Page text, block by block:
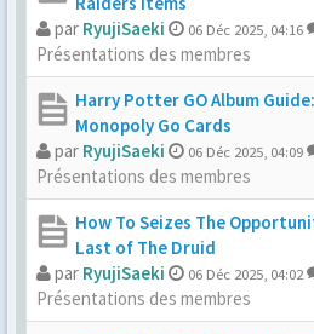
par RyujiSaeki 06 Déc 2025, 04:16
Présentations des membres
Harry Potter GO Album
Monopoly Go Cards
par RyujiSaeki 06 Déc 2025, 04:09
Présentations des membres
How To Seizes The
Last of The Druid
par RyujiSaeki 06 Déc 2025, 04:02
Présentations des membres